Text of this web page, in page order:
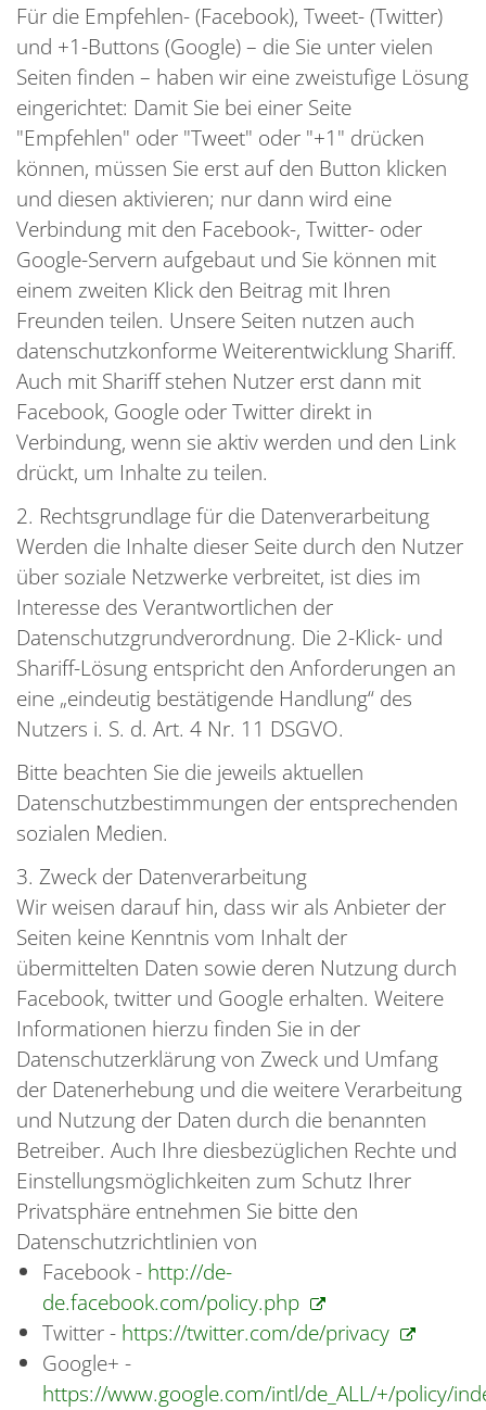
Für die Empfehlen- (Facebook), Tweet- (Twitter)
und +1-Buttons (Google) – die Sie unter vielen
Seiten finden – haben wir eine zweistufige Lösung
eingerichtet: Damit Sie bei einer Seite
"Empfehlen" oder "Tweet" oder "+1" drücken
können, müssen Sie erst auf den Button klicken
und diesen aktivieren; nur dann wird eine
Verbindung mit den Facebook-, Twitter- oder
Google-Servern aufgebaut und Sie können mit
einem zweiten Klick den Beitrag mit Ihren
Freunden teilen. Unsere Seiten nutzen auch
datenschutzkonforme Weiterentwicklung Shariff.
Auch mit Shariff stehen Nutzer erst dann mit
Facebook, Google oder Twitter direkt in
Verbindung, wenn sie aktiv werden und den Link
drückt, um Inhalte zu teilen.
2. Rechtsgrundlage für die Datenverarbeitung
Werden die Inhalte dieser Seite durch den Nutzer
über soziale Netzwerke verbreitet, ist dies im
Interesse des Verantwortlichen der
Datenschutzgrundverordnung. Die 2-Klick- und
Shariff-Lösung entspricht den Anforderungen an
eine „eindeutig bestätigende Handlung“ des
Nutzers i. S. d. Art. 4 Nr. 11 DSGVO.
Bitte beachten Sie die jeweils aktuellen
Datenschutzbestimmungen der entsprechenden
sozialen Medien.
3. Zweck der Datenverarbeitung
Wir weisen darauf hin, dass wir als Anbieter der
Seiten keine Kenntnis vom Inhalt der
übermittelten Daten sowie deren Nutzung durch
Facebook, twitter und Google erhalten. Weitere
Informationen hierzu finden Sie in der
Datenschutzerklärung von Zweck und Umfang
der Datenerhebung und die weitere Verarbeitung
und Nutzung der Daten durch die benannten
Betreiber. Auch Ihre diesbezüglichen Rechte und
Einstellungsmöglichkeiten zum Schutz Ihrer
Privatsphäre entnehmen Sie bitte den
Datenschutzrichtlinien von
Facebook - http://de-
de.facebook.com/policy.php
Twitter - https://twitter.com/de/privacy
Google+ -
https://www.google.com/intl/de_ALL/+/policy/